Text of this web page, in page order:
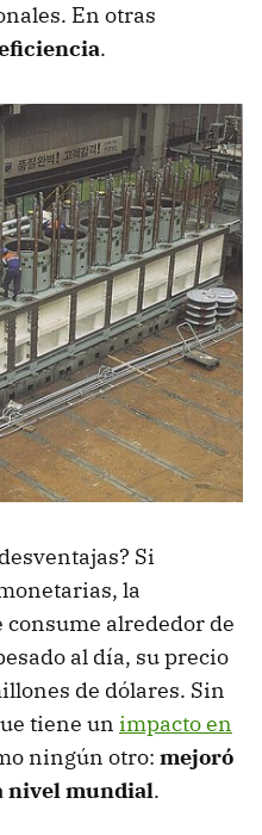
En otras
.
Si
la
consume alrededor de
al día, su precio
de dólares. Sin
tiene un impacto en
ningún otro: mejoró
nivel mundial.